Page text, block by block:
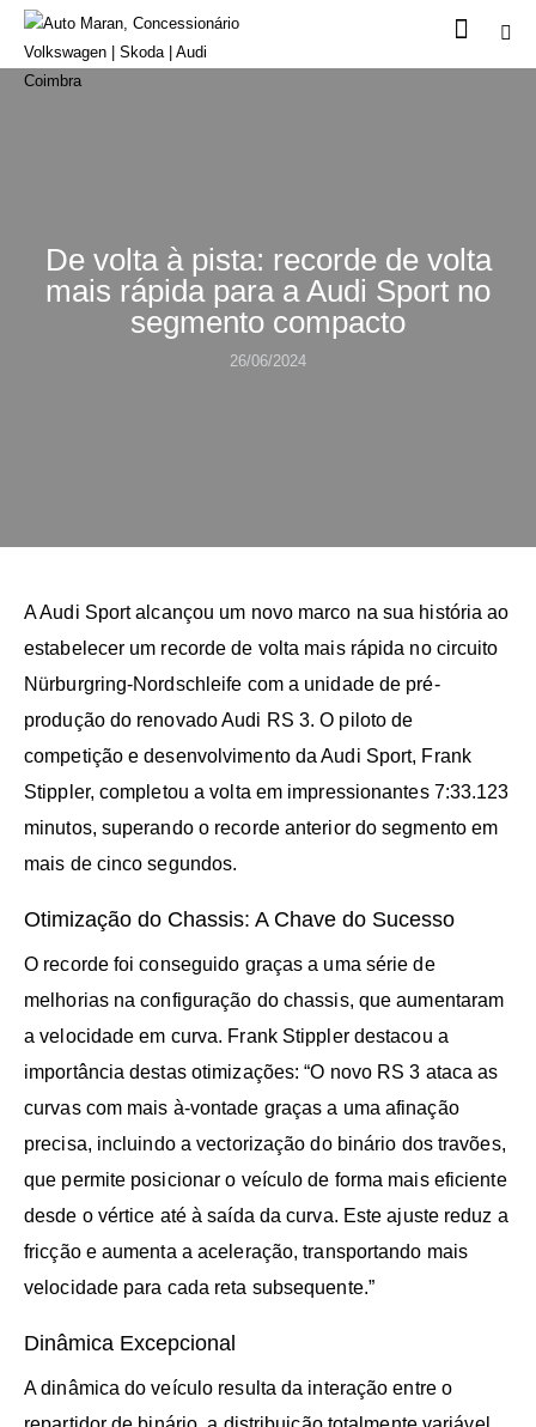
De volta à pista: recorde de volta
mais rápida para a Audi Sport no
segmento compacto
26/06/2024
A Audi Sport alcançou um novo marco na sua história ao
estabelecer um recorde de volta mais rápida no circuito
Nürburgring-Nordschleife com a unidade de pré-
produção do renovado Audi RS 3. O piloto de
competição e desenvolvimento da Audi Sport, Frank
Stippler, completou a volta em impressionantes 7:33.123
minutos, superando o recorde anterior do segmento em
mais de cinco segundos.
Otimização do Chassis: A Chave do Sucesso
O recorde foi conseguido graças a uma série de
melhorias na configuração do chassis, que aumentaram
a velocidade em curva. Frank Stippler destacou a
importância destas otimizações: “O novo RS 3 ataca as
curvas com mais à-vontade graças a uma afinação
precisa, incluindo a vectorização do binário dos travões,
que permite posicionar o veículo de forma mais eficiente
desde o vértice até à saída da curva. Este ajuste reduz a
fricção e aumenta a aceleração, transportando mais
velocidade para cada reta subsequente.”
Dinâmica Excepcional
A dinâmica do veículo resulta da interação entre o